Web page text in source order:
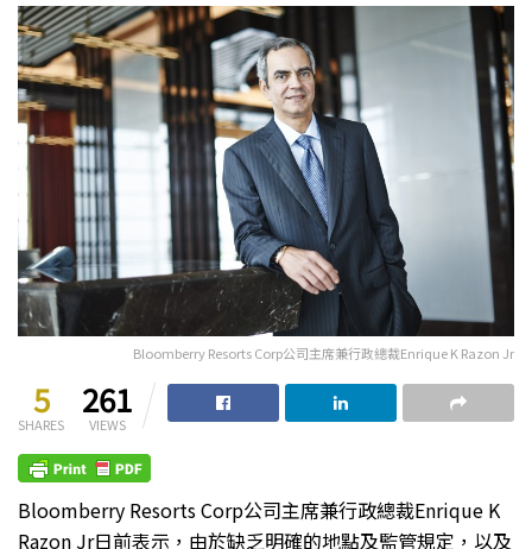
Bloomberry Resorts Corp公司主席兼行政總裁Enrique K Razon Jr
5
SHARES
261
VIEWS
Bloomberry Resorts Corp公司主席兼行政總裁Enrique K
Razon Jr日前表示，由於缺乏明確的地點及監管規定，以及